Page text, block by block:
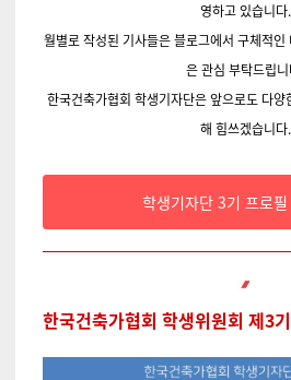
영하고 있습니다.
월별로 작성된 기사들은 블로그에서 구체적
은 관심 부탁드립
한국건축가협회 학생기자단은 앞으로도 다
해 힘쓰겠습니다.
학생기자단 3기 프로필
한국건축가협회 학생위원회 제3